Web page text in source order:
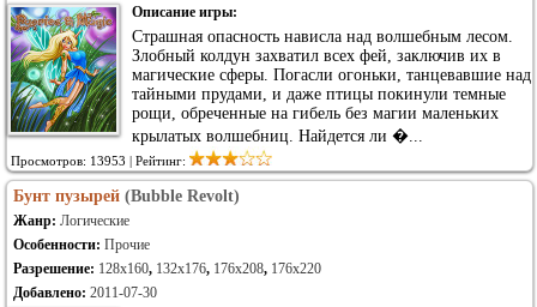
Описание игры:
Страшная опасность нависла над волшебным лесом.
Злобный колдун захватил всех фей, заключив их в
магические сферы. Погасли огоньки, танцевавшие над
тайными прудами, и даже птицы покинули темные
рощи, обреченные на гибель без магии маленьких
крылатых волшебниц. Найдется ли �...
Просмотров: 13953 | Рейтинг:
Бунт пузырей (Bubble Revolt)
Жанр: Логические
Особенности: Прочие
Разрешение: 128x160, 132x176, 176x208, 176x220
Добавлено: 2011-07-30